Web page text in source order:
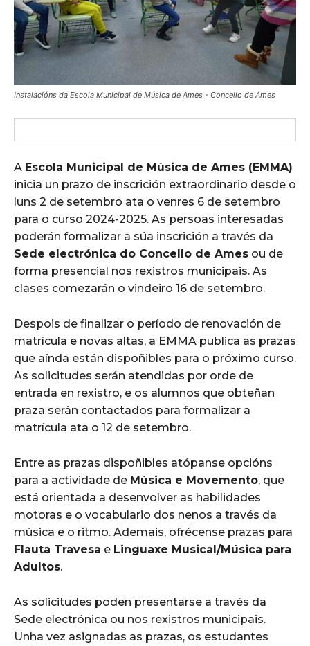
Instalacións da Escola Municipal de Música de Ames - Concello de Ames
A Escola Municipal de Música de Ames (EMMA)
inicia un prazo de inscrición extraordinario desde o
luns 2 de setembro ata o venres 6 de setembro
para o curso 2024-2025. As persoas interesadas
poderán formalizar a súa inscrición a través da
Sede electrónica do Concello de Ames ou de
forma presencial nos rexistros municipais. As
clases comezarán o vindeiro 16 de setembro.
Despois de finalizar o período de renovación de
matrícula e novas altas, a EMMA publica as prazas
que aínda están dispoñibles para o próximo curso.
As solicitudes serán atendidas por orde de
entrada en rexistro, e os alumnos que obteñan
praza serán contactados para formalizar a
matrícula ata o 12 de setembro.
Entre as prazas dispoñibles atópanse opcións
para a actividade de Música e Movemento, que
está orientada a desenvolver as habilidades
motoras e o vocabulario dos nenos a través da
música e o ritmo. Ademais, ofrécense prazas para
Flauta Travesa e Linguaxe Musical/Música para
Adultos.
As solicitudes poden presentarse a través da
Sede electrónica ou nos rexistros municipais.
Unha vez asignadas as prazas, os estudantes